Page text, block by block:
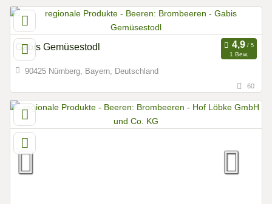
Gabis Gemüsestodl
1 Bew.
90425 Nürnberg, Bayern, Deutschland
60